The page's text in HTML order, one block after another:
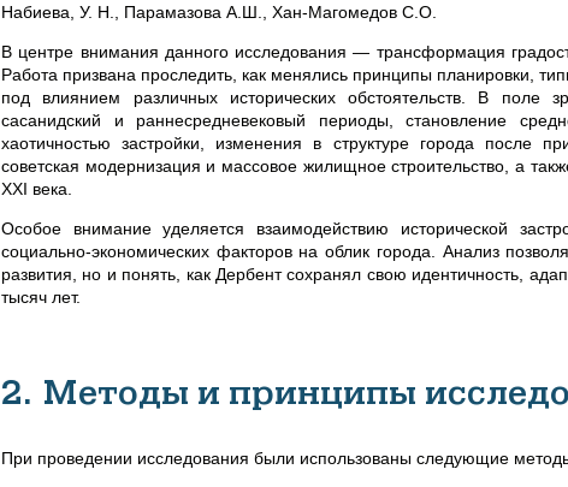
Набиева, У. Н., Парамазова А.Ш., Хан-Магомедов С.О.
В центре внимания данного исследования — трансформация
Работа призвана проследить, как менялись принципы планировки,
под влиянием различных исторических обстоятельств. В
сасанидский и раннесредневековый периоды, становление
хаотичностью застройки, изменения в структуре города после
советская модернизация и массовое жилищное строительство, а
XXI века.
Особое внимание уделяется взаимодействию исторической
социально‑экономических факторов на облик города. Анализ
развития, но и понять, как Дербент сохранял свою идентичность,
тысяч лет.
2. Методы и принципы
При проведении исследования были использованы следующие